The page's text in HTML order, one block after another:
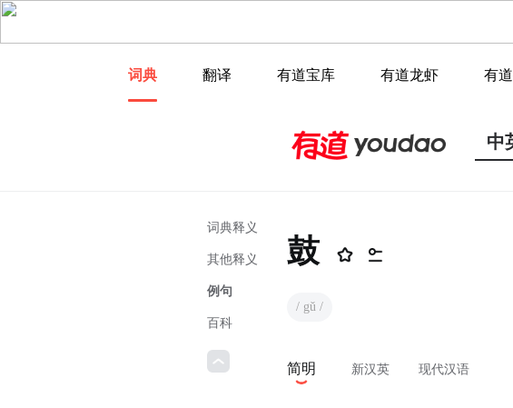
词典 翻译 有道宝库 有道龙虾 有
中
词典释义
其他释义
例句
百科
鼓
/ gǔ /
简明 新汉英 现代汉语